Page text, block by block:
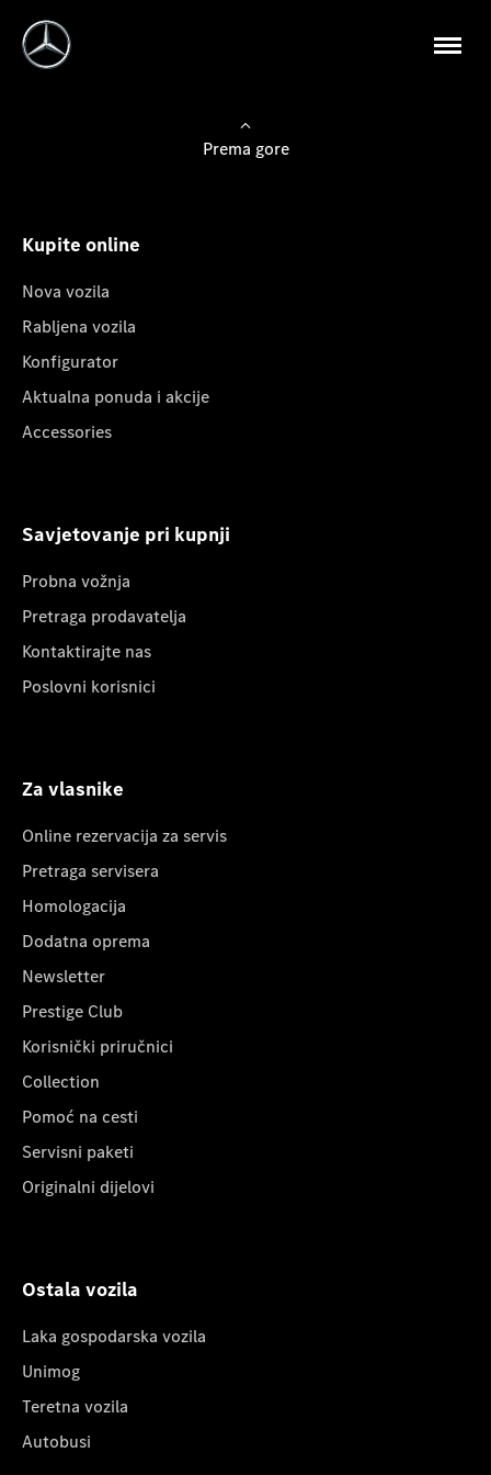
Prema gore
Kupite online
Nova vozila
Rabljena vozila
Konfigurator
Aktualna ponuda i akcije
Accessories
Savjetovanje pri kupnji
Probna vožnja
Pretraga prodavatelja
Kontaktirajte nas
Poslovni korisnici
Za vlasnike
Online rezervacija za servis
Pretraga servisera
Homologacija
Dodatna oprema
Newsletter
Prestige Club
Korisnički priručnici
Collection
Pomoć na cesti
Servisni paketi
Originalni dijelovi
Ostala vozila
Laka gospodarska vozila
Unimog
Teretna vozila
Autobusi